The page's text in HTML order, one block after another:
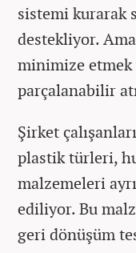
sistemi kurarak
destekliyor.
minimize
parçalanabilir
Şirket
plastik türleri,
malzemeleri
ediliyor. Bu
geri dönüşüm